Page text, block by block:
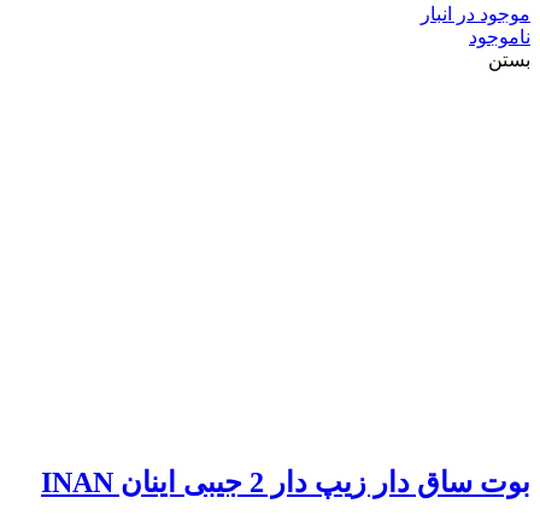
موجود در انبار
ناموجود
بستن
بوت ساق دار زیپ دار 2 جیبی اینان INAN